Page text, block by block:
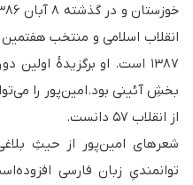
انقلاب اسلامی و منتخب
۱۳۸۷ است. او برگزیدهٔ
بخشِ آئینی بود.امین‌پور را
از انقلاب ۵۷ دانست.
شعرهای امین‌پور از حیثِ
توانمندیِ زبان فارسی